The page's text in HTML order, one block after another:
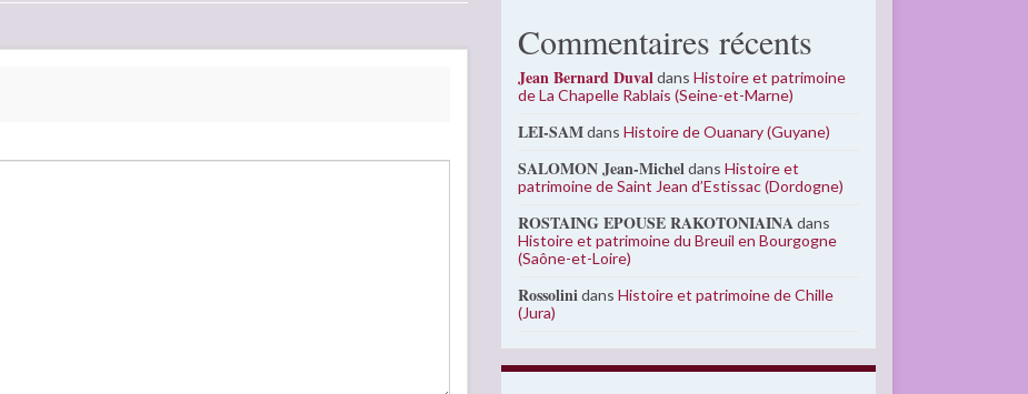
Commentaires récents
Jean Bernard DuvaldansHistoire et patrimoine
de La Chapelle Rablais (Seine-et-Marne)
LEI-SAMdansHistoire de Ouanary (Guyane)
SALOMON Jean-MicheldansHistoire et
patrimoine de Saint Jean d’Estissac (Dordogne)
ROSTAING EPOUSE RAKOTONIAINAdans
Histoire et patrimoine du Breuil en Bourgogne
(Saône-et-Loire)
RossolinidansHistoire et patrimoine de Chille
(Jura)